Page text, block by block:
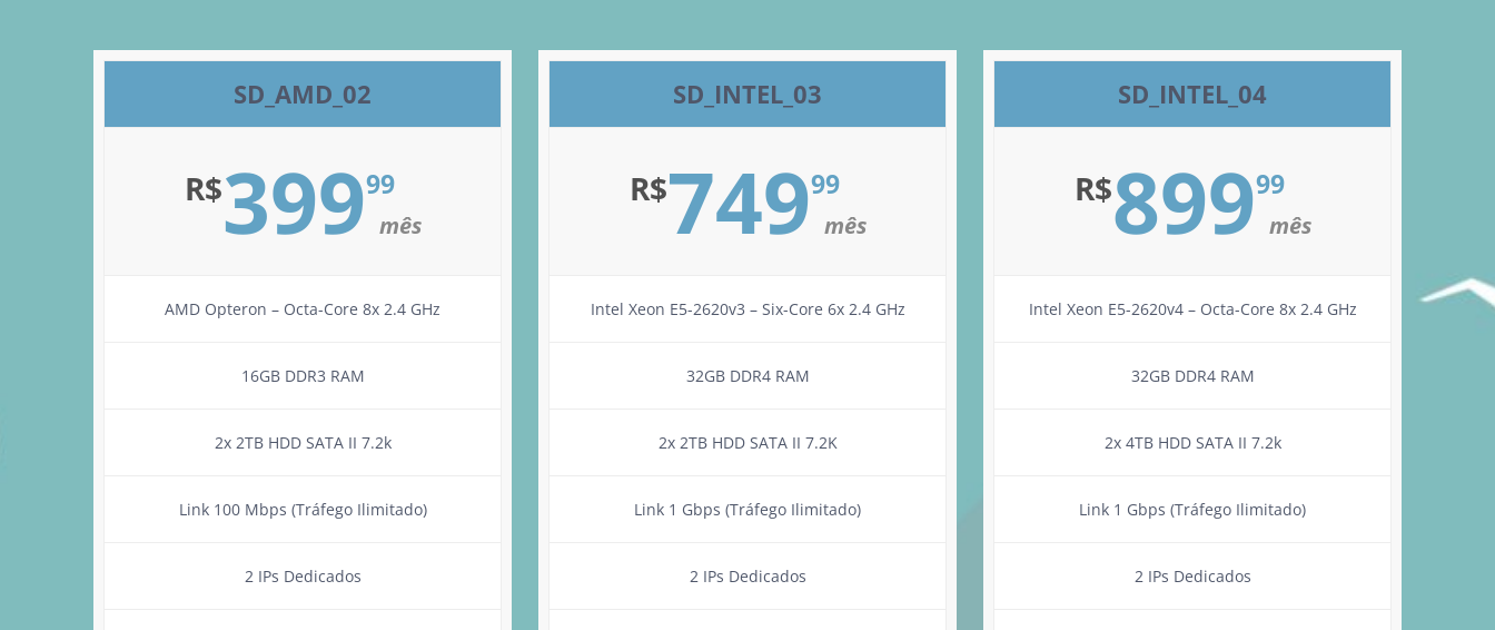
SD_AMD_02
R$39999
mês
AMD Opteron – Octa-Core 8x 2.4 GHz
16GB DDR3 RAM
2x 2TB HDD SATA II 7.2k
Link 100 Mbps (Tráfego Ilimitado)
2 IPs Dedicados
SD_INTEL_03
R$74999
mês
Intel Xeon E5-2620v3 – Six-Core 6x 2.4 GHz
32GB DDR4 RAM
2x 2TB HDD SATA II 7.2K
Link 1 Gbps (Tráfego Ilimitado)
2 IPs Dedicados
SD_INTEL_04
R$89999
mês
Intel Xeon E5-2620v4 – Octa-Core 8x 2.4 GHz
32GB DDR4 RAM
2x 4TB HDD SATA II 7.2k
Link 1 Gbps (Tráfego Ilimitado)
2 IPs Dedicados